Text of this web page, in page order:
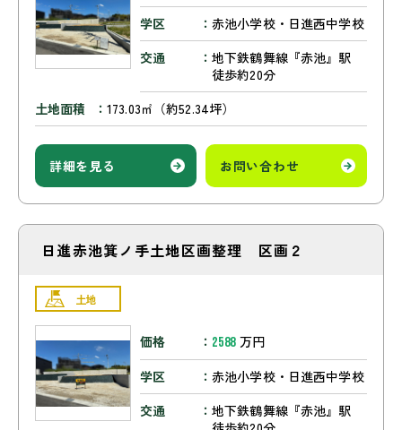
学区
赤池小学校・日進西中学校
交通
地下鉄鶴舞線『赤池』駅
徒歩約20分
土地面積
173.03㎡（約52.34坪）
詳細を見る お問い合わせ
日進赤池箕ノ手土地区画整理 区画２
土地
価格 2588 万円
学区
赤池小学校・日進西中学校
交通
地下鉄鶴舞線『赤池』駅